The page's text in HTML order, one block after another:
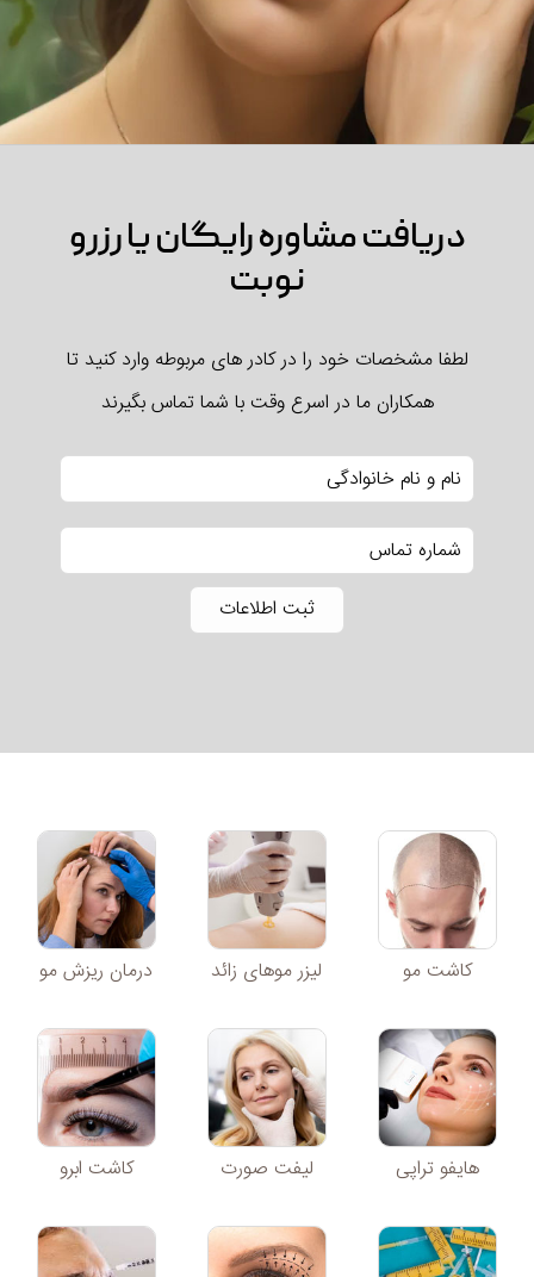
دریافت مشاوره رایگان یا رزرو
نوبت
لطفا مشخصات خود را در کادر های مربوطه وارد کنید تا
همکاران ما در اسرع وقت با شما تماس بگیرند
کاشت مو لیزر موهای زائد درمان ریزش مو
هایفو تراپی لیفت صورت کاشت ابرو